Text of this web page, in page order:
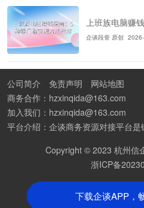
上班族电脑赚
企谈段誉 原创
下载企谈APP，
公司简介 免责声明
网站地图
商务合作：hzxinqida@163.com
加入我们：hzxinqida@163.com
Copyright © 2023 杭州信
浙ICP备